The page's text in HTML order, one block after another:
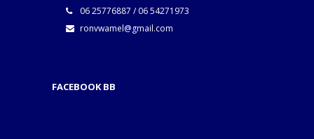
06 25776887 / 06 54271973
ronvwamel@gmail.com
FACEBOOK BB